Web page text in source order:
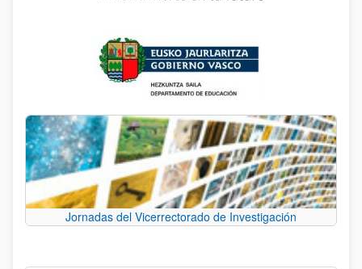
Jornadas del Vicerrectorado de Investigación